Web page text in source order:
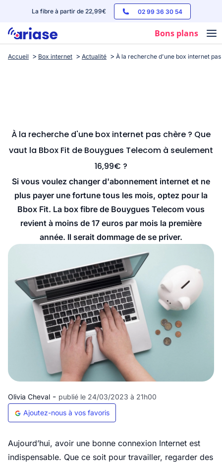
La fibre à partir de 22,99€ 02 99 36 30 54
Bons plans
Box internet
Streaming
Accueil Box internet Actualité À la recherche d'une box internet
À la recherche d'une box internet pas chère ? Que
vaut la Bbox Fit de Bouygues Telecom à seulement
16,99€ ?
Si vous voulez changer d'abonnement internet et ne
plus payer une fortune tous les mois, optez pour la
Bbox Fit. La box fibre de Bouygues Telecom vous
revient à moins de 17 euros par mois la première
année. Il serait dommage de se priver.
Olivia Cheval - publié le 24/03/2023 à 21h00
Ajoutez-nous à vos favoris
Aujourd’hui, avoir une bonne connexion Internet est
indispensable. Que ce soit pour travailler, regarder des